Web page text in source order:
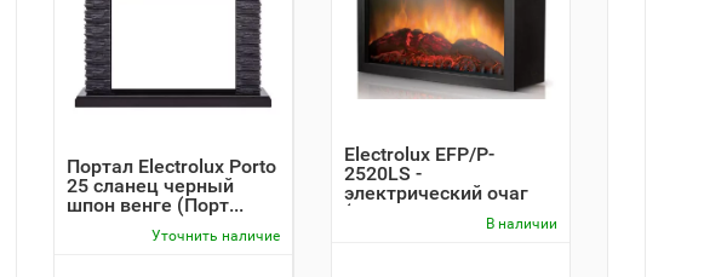
Портал Electrolux Porto
25 сланец черный
шпон венге (Порт...
Уточнить наличие
Electrolux EFP/P-
2520LS -
электрический очаг
(Очаг электр...
В наличии